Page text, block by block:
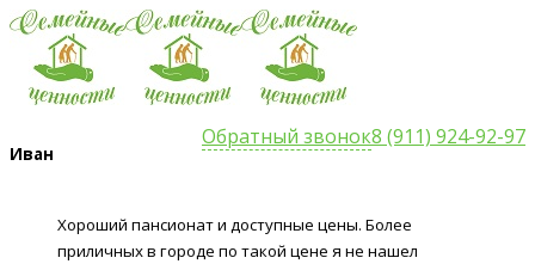
8 (911) 924-92-97
Обратный звонок
Иван
Хороший пансионат и доступные цены. Более
приличных в городе по такой цене я не нашел